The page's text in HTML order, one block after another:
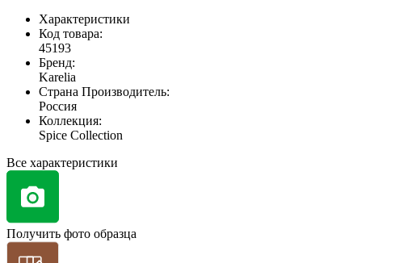
Характеристики
Код товара:
45193
Бренд:
Karelia
Страна Производитель:
Россия
Коллекция:
Spice Collection
Все характеристики
Получить фото образца